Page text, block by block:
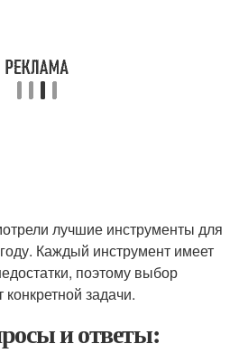
лучшие инструменты для
Каждый инструмент имеет
поэтому выбор
конкретной задачи.
и ответы: